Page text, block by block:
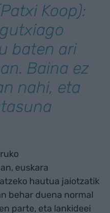
Koop):
baten ari
Baina ez
nahi, eta
euskara
hautua jaiotzatik
behar duena normal
parte, eta lankideei